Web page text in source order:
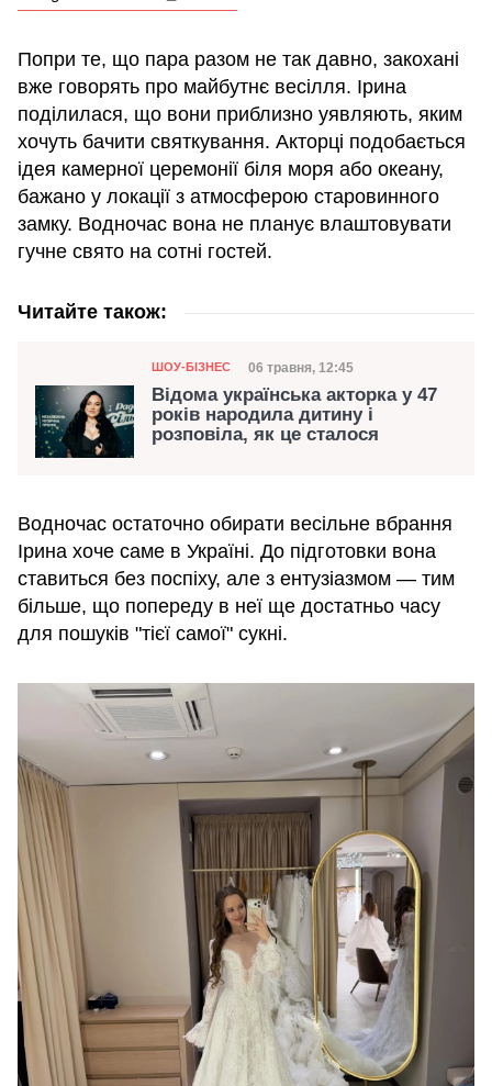
Попри те, що пара разом не так давно, закохані
вже говорять про майбутнє весілля. Ірина
поділилася, що вони приблизно уявляють, яким
хочуть бачити святкування. Акторці подобається
ідея камерної церемонії біля моря або океану,
бажано у локації з атмосферою старовинного
замку. Водночас вона не планує влаштовувати
гучне свято на сотні гостей.
Читайте також:
Категорія
ШОУ-БІЗНЕС Дата публікації
06 травня, 12:45
Відома українська акторка у 47
років народила дитину і
розповіла, як це сталося
Водночас остаточно обирати весільне вбрання
Ірина хоче саме в Україні. До підготовки вона
ставиться без поспіху, але з ентузіазмом — тим
більше, що попереду в неї ще достатньо часу
для пошуків "тієї самої" сукні.